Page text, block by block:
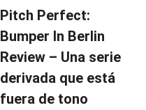
Pitch Perfect:
Bumper In Berlin
Review – Una serie
derivada que está
fuera de tono